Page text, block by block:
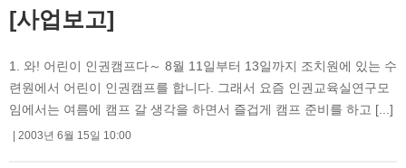
[사업보고]
1. 와! 어린이 인권캠프다～ 8월 11일부터 13일까지 조치원에 있는 수
련원에서 어린이 인권캠프를 합니다. 그래서 요즘 인권교육실연구모
임에서는 여름에 캠프 갈 생각을 하면서 즐겁게 캠프 준비를 하고 [...]
2003년 6월 15일 10:00